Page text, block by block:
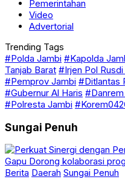
Pemerintahan
Video
Advertorial
Trending Tags
#Polda Jambi #Kapolda
Tanjab Barat #Irjen Pol
#Pemprov Jambi #Ditlantas
#Gubernur Al Haris
#Polresta Jambi
Sungai Penuh
Berita Daerah Sungai Penuh